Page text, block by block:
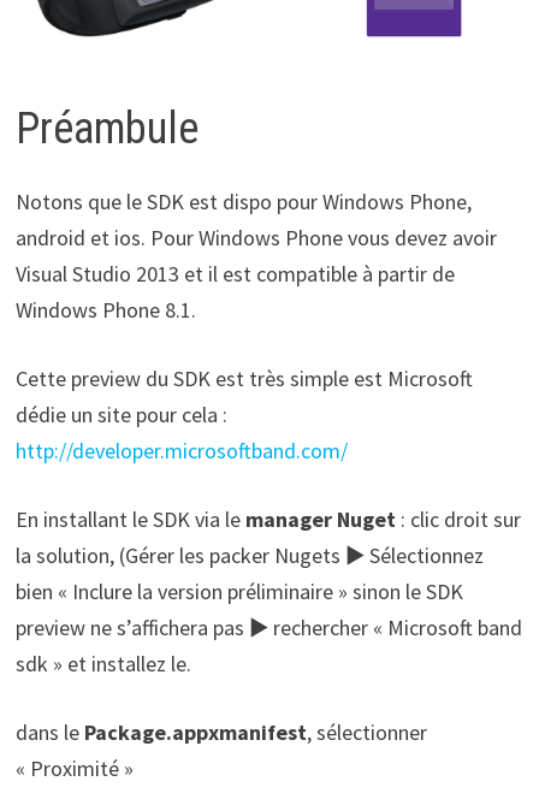
Préambule
Notons que le SDK est dispo pour Windows Phone,
android et ios. Pour Windows Phone vous devez avoir
Visual Studio 2013 et il est compatible à partir de
Windows Phone 8.1.
Cette preview du SDK est très simple est Microsoft
dédie un site pour cela :
http://developer.microsoftband.com/
En installant le SDK via le manager Nuget: clic droit sur
la solution, (Gérer les packer Nugets ► Sélectionnez
bien « Inclure la version préliminaire » sinon le SDK
preview ne s’affichera pas ► rechercher « Microsoft band
sdk » et installez le.
dans le Package.appxmanifest, sélectionner
« Proximité »